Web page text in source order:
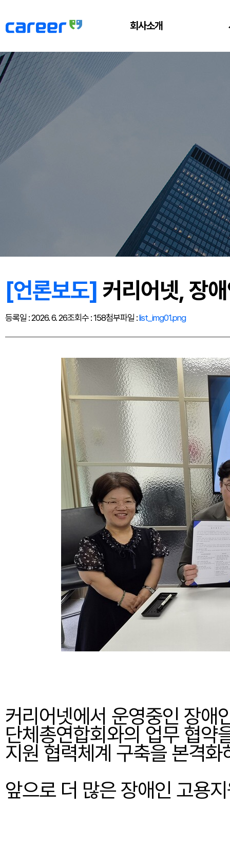
회사소개
커리어넷 소개
[언론보도] 커리어넷, 장
등록일 : 2026. 6. 26조회수 : 158첨부파일 :list_img01.png
커리어넷에서 운영중인 장애
단체총연합회와의 업무 협약
지원 협력체계 구축을 본격
앞으로 더 많은 장애인 고용